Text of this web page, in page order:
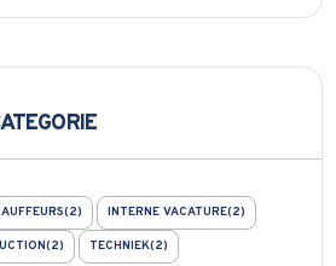
INTERNE VACATURE(2)
TECHNIEK(2)